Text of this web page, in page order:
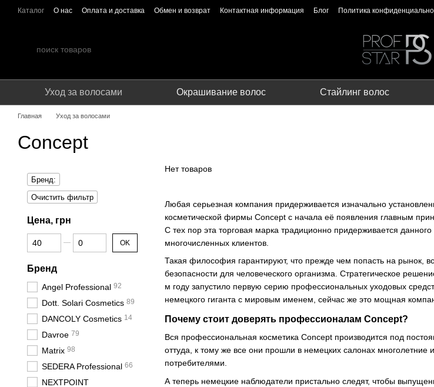
Перейти к основному контенту
Каталог О нас Оплата и доставка Обмен и возврат Контактная информация Блог
Политика
Уход за волосами Окрашивание волос Стайлинг волос
Главная Уход за волосами
Concept
Любая серьезная компания придерживается изначально
косметической фирмы Concept с начала её появления главным
С тех пор эта торговая марка традиционно придерживается
многочисленных клиентов.
Такая философия гарантируют, что прежде чем попасть на рынок,
безопасности для человеческого организма. Стратегическое
м году запустило первую серию профессиональных уходовых
немецкого гиганта с мировым именем, сейчас же это мощная
Почему стоит доверять профессионалам Concept?
Вся профессиональная косметика Concept производится под
оттуда, к тому же все они прошли в немецких салонах
потребителями.
А теперь немецкие наблюдатели пристально следят, чтобы
Нет товаров
Бренд:
Очистить фильтр
Цена, грн
От Цена, грн
До Цена, грн OK
Бренд
Angel Professional 92
Dott. Solari Cosmetics 89
DANCOLY Cosmetics 14
Davroe 79
Matrix 98
SEDERA Professional 66
NEXTPOINT